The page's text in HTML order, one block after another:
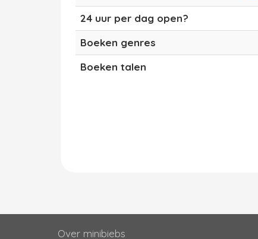
24 uur per dag open?
Boeken genres
Boeken talen
Over minibiebs